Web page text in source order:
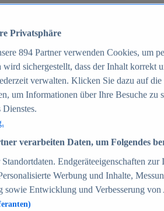
Zum Report
- Entwicklung des Umsatzes in
2025
in Deutschland und weltweit
Top-50 Online Shops in
2024
von Online-Zahlungsverfahren in
2024
Warengruppen im Online-Handel in
2025
Privatsphäre
894Partner verwenden Cookies, um
sichergestellt, dass der Inhalt korrekt
verwalten. Klicken Sie dazu auf
um Informationen über Ihre Besuche
Dienstes.
verarbeiten Daten, um Folgendes
Endgeräteeigenschaften
Werbung und Inhalte,
sowie Entwicklung und Verbesserung von